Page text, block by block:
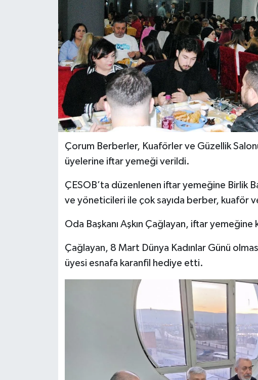
Çorum Berberler, Kuaförler ve Güzellik
üyelerine iftar yemeği verildi.
ÇESOB’ta düzenlenen iftar yemeğine Birlik
ve yöneticileri ile çok sayıda berber, kuaför
Oda Başkanı Aşkın Çağlayan, iftar
Çağlayan, 8 Mart Dünya Kadınlar Günü
üyesi esnafa karanfil hediye etti.
OTOPARK
TEKNOLOJİ